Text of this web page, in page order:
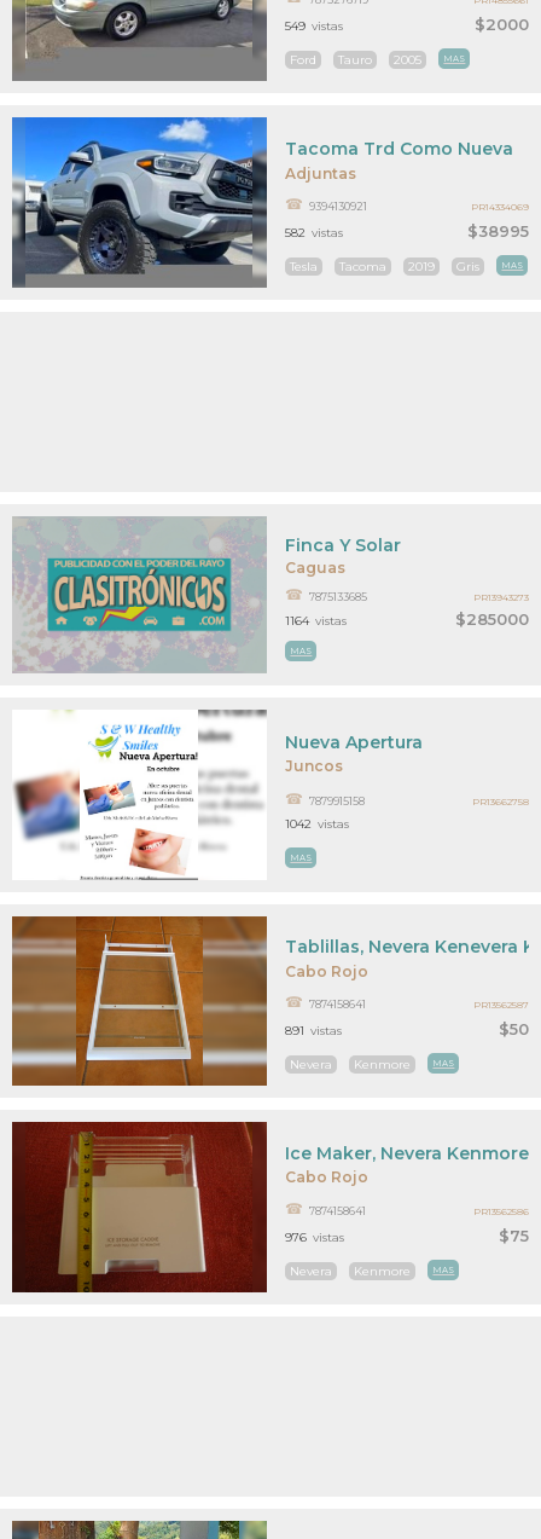
$2000
Ford Tauro 2005 MAS
549 vistas
Adjuntas
$38995
Tacoma Trd Como Nueva
9394130921
Tesla Tacoma 2019 Gris MAS
582 vistas
PR14334069
Caguas
$285000
Finca Y Solar
7875133685
MAS
1164 vistas
PR13943273
Juncos
Nueva Apertura
7879915158
MAS
1042 vistas
PR13662758
Cabo Rojo
$50
Tablillas, Nevera Kenevera
7874158641
Nevera Kenmore MAS
891 vistas
PR13562587
Cabo Rojo
$75
Ice Maker, Nevera Kenmore
7874158641
Nevera Kenmore MAS
976 vistas
PR13562586